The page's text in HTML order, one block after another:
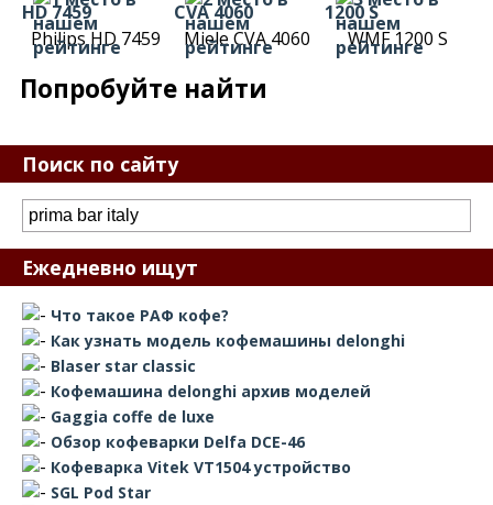
Philips HD 7459 Miele CVA 4060 WMF 1200 S
Попробуйте найти
Поиск по сайту
Ежедневно ищут
Что такое РАФ кофе?
Как узнать модель кофемашины delonghi
Blaser star classic
Кофемашина delonghi архив моделей
Gaggia coffe de luxe
Обзор кофеварки Delfa DCE-46
Кофеварка Vitek VT1504 устройство
SGL Pod Star